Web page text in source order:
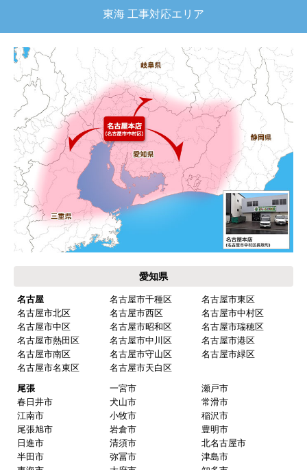
東海 工事対応エリア
愛知県
名古屋 名古屋市千種区
名古屋市東区
名古屋市北区
名古屋市西区
名古屋市中村区
名古屋市中区
名古屋市昭和区
名古屋市瑞穂区
名古屋市熱田区
名古屋市中川区
名古屋市港区
名古屋市南区
名古屋市守山区
名古屋市緑区
名古屋市名東区
名古屋市天白区
尾張
一宮市
瀬戸市
春日井市
犬山市
常滑市
江南市
小牧市
稲沢市
尾張旭市
岩倉市
豊明市
日進市
清須市
北名古屋市
半田市
弥冨市
津島市